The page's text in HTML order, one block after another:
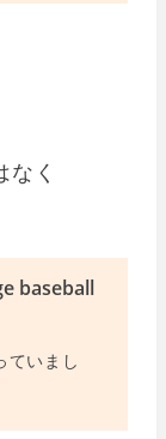
く
baseball
ていまし